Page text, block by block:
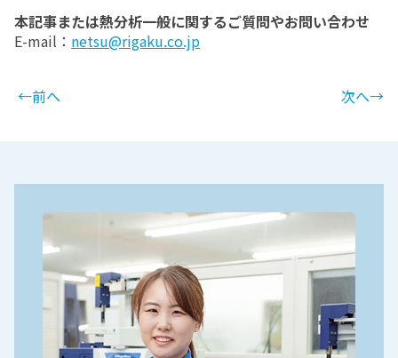
本記事または熱分析一般に関するご質問やお問い合わせ
E-mail： netsu@rigaku.co.jp
次へ→
←前へ